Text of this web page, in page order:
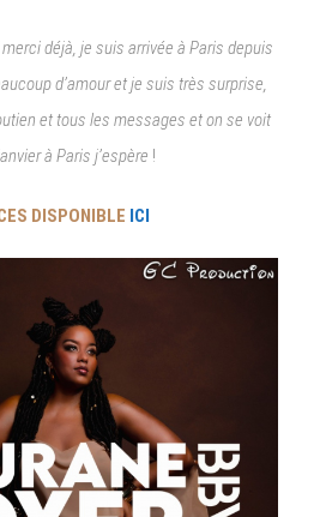
déjà, je suis arrivée à Paris depuis
d’amour et je suis très surprise,
et tous les messages et on se voit
à Paris j’espère !
DISPONIBLE ICI